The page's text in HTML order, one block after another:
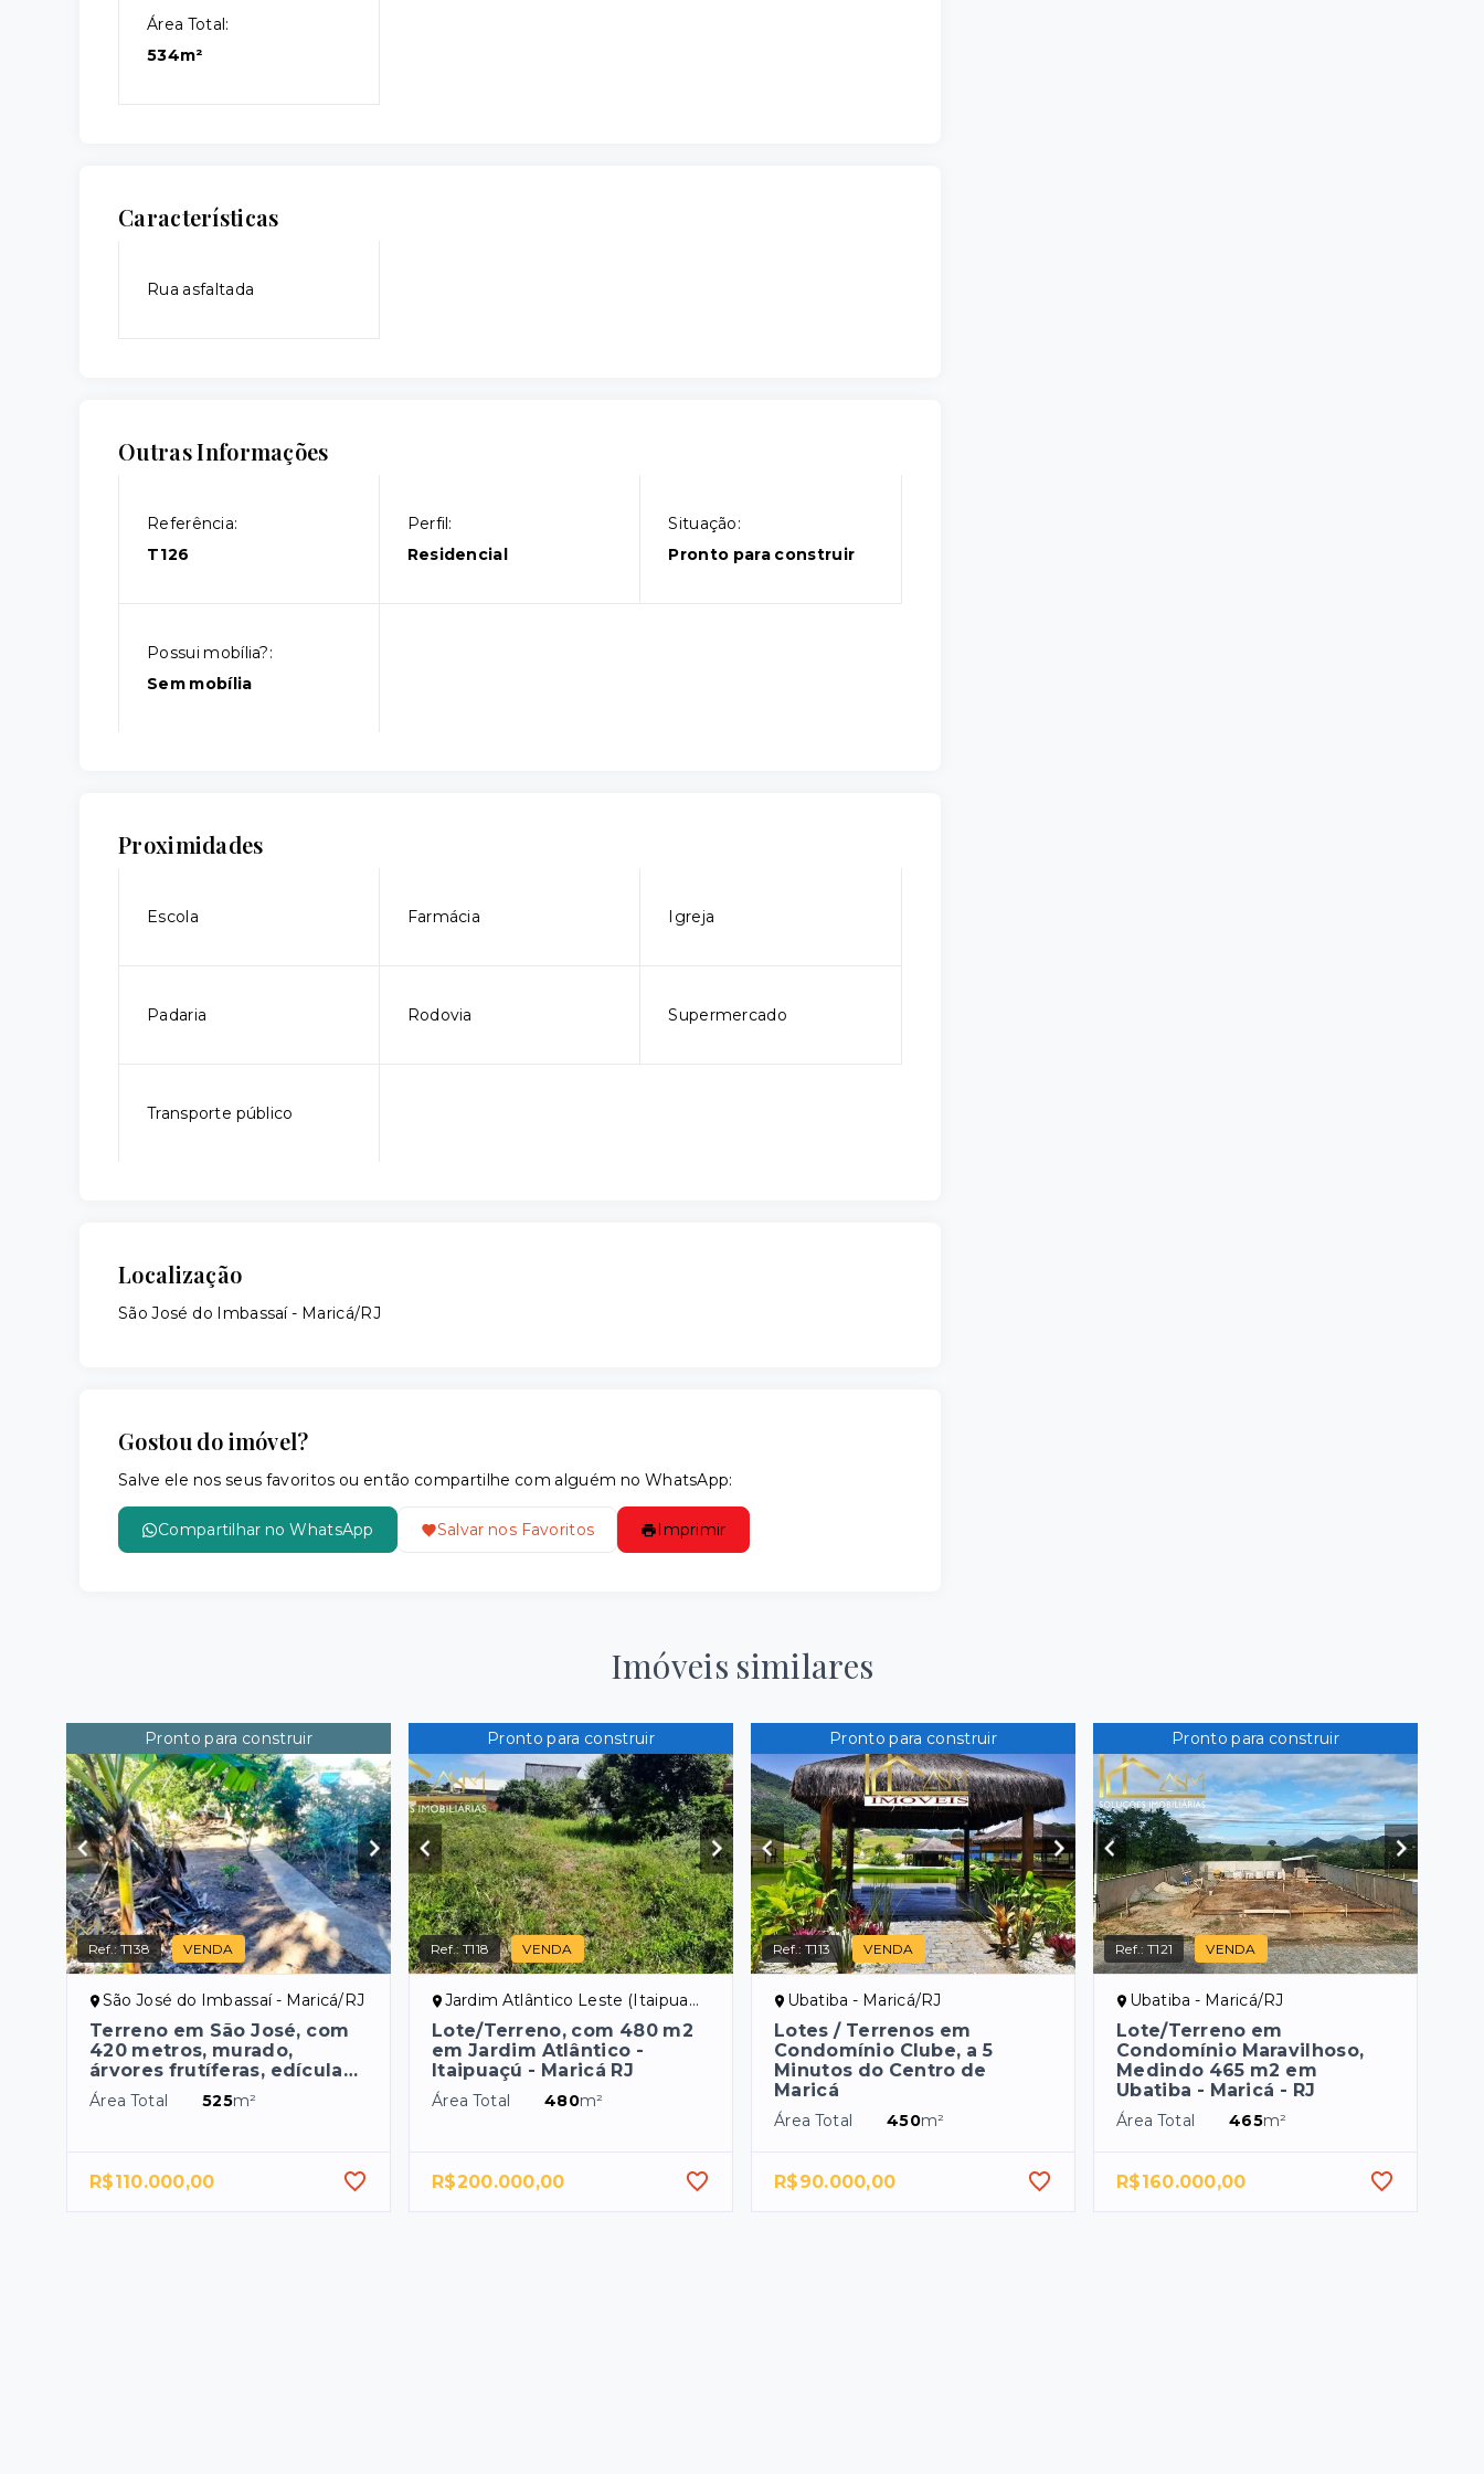
Área Total:
534m²
Características
Rua asfaltada
Outras Informações
Referência:
T126
Perfil:
Residencial
Situação:
Pronto para construir
Possui mobília?:
Sem mobília
Proximidades
Escola Farmácia Igreja
Padaria Rodovia Supermercado
Transporte público
Localização
São José do Imbassaí - Maricá/RJ
Gostou do imóvel?
Salve ele nos seus favoritos ou então compartilhe com alguém no WhatsApp:
Compartilhar no WhatsApp Salvar nos Favoritos Imprimir
Imóveis similares
Pronto para construir
Ref.:T138 VENDA
São José do Imbassaí - Maricá/RJ
Terreno em São José, com
420 metros, murado,
árvores frutíferas, edícula…
Área Total 525m²
R$110.000,00
Pronto para construir
Ref.:T118 VENDA
Jardim Atlântico Leste (Itaipuaçu) - Maricá/RJ
Lote/Terreno, com 480 m2
em Jardim Atlântico -
Itaipuaçú - Maricá RJ
Área Total 480m²
R$200.000,00
Pronto para construir
Ref.:T113 VENDA
Ubatiba - Maricá/RJ
Lotes / Terrenos em
Condomínio Clube, a 5
Minutos do Centro de
Maricá
Área Total 450m²
R$90.000,00
Pronto para construir
Ref.:T121 VENDA
Ubatiba - Maricá/RJ
Lote/Terreno em
Condomínio Maravilhoso,
Medindo 465 m2 em
Ubatiba - Maricá - RJ
Área Total 465m²
R$160.000,00